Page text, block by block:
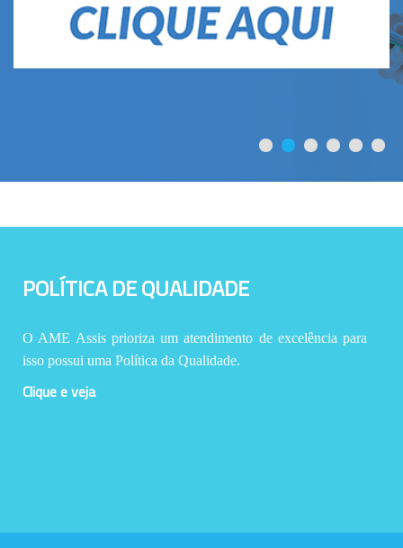
POLÍTICA DE QUALIDADE
O AME Assis prioriza um atendimento de excelência para
isso possui uma Política da Qualidade.
Clique e veja